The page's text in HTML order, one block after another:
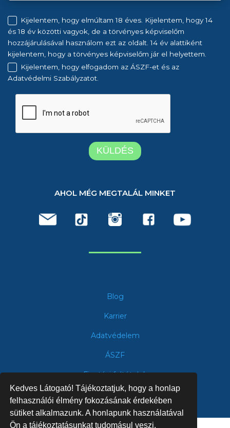
Kedves Látogató! Tájékoztatjuk, hogy a honlap
felhasználói élmény fokozásának érdekében
sütiket alkalmazunk. A honlapunk használatával
Ön a tájékoztatásunkat tudomásul veszi.
Kijelentem, hogy elmúltam 18 éves. Kijelentem, hogy 14
és 18 év közötti vagyok, de a törvényes képviselőm
hozzájárulásával használom ezt az oldalt. 14 év alattiként
kijelentem, hogy a törvényes képviselőm jár el helyettem.
Kijelentem, hogy elfogadom az ÁSZF-et és az
Adatvédelmi Szabályzatot.
AHOL MÉG MEGTALÁL MINKET
Blog
Karrier
Adatvédelem
ÁSZF
Fizetési feltételek